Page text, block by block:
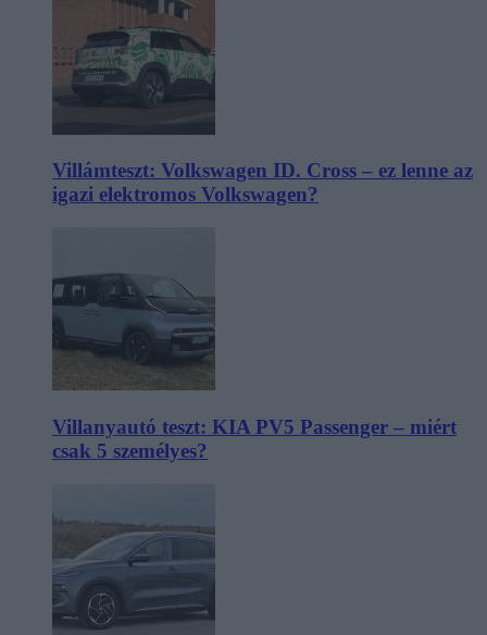
Villámteszt: Volkswagen ID. Cross – ez lenne az
igazi elektromos Volkswagen?
Villanyautó teszt: KIA PV5 Passenger – miért
csak 5 személyes?